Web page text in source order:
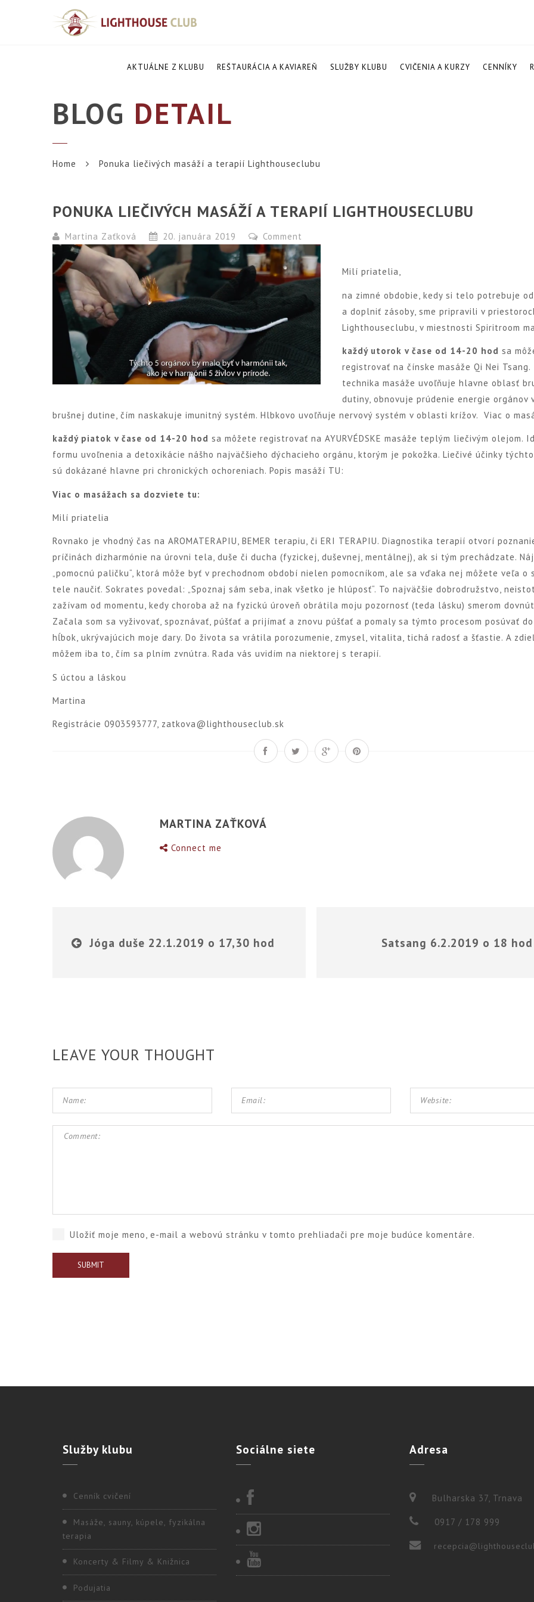
AKTUÁLNE Z KLUBU REŠTAURÁCIA A KAVIAREŇ SLUŽBY KLUBU CVIČENIA A KURZY CENNÍKY
BLOG DETAIL
Home Ponuka liečivých masáží a terapií Lighthouseclubu
PONUKA LIEČIVÝCH MASÁŽÍ A TERAPIÍ LIGHTHOUSECLUBU
Martina Zaťková 20. januára 2019 Comment
Milí priatelia,
na zimné obdobie, kedy si telo potrebuje
a doplniť zásoby, sme pripravili v
Lighthouseclubu, v miestnosti Spiritroom
každý utorok v čase od 14-20 hod sa
registrovať na čínske masáže Qi Nei Tsang.
technika masáže uvoľňuje hlavne oblasť
dutiny, obnovuje prúdenie energie orgánov
brušnej dutine, čím naskakuje imunitný systém. Hlbkovo uvoľňuje nervový systém v oblasti krížov.Viac o
každý piatok v čase od 14-20 hodsa môžete registrovať na AYURVÉDSKE masáže teplým liečivým olejom.
formu uvoľnenia a detoxikácie nášho najväčšieho dýchacieho orgánu, ktorým je pokožka. Liečivé účinky
sú dokázané hlavne pri chronických ochoreniach.Popis masáží TU:
Viac o masážach sa dozviete tu:
Milí priatelia
Rovnako je vhodný čas na AROMATERAPIU, BEMER terapiu, či ERI TERAPIU. Diagnostika terapií otvorí
príčinách dizharmónie na úrovni tela, duše či ducha (fyzickej, duševnej, mentálnej), ak si tým prechádzate.
„pomocnú paličku“, ktorá môže byť v prechodnom období nielen pomocníkom, ale sa vďaka nej môžete veľa o
tele naučiť. Sokrates povedal: „Spoznaj sám seba, inak všetko je hlúposť“. To najväčšie dobrodružstvo,
zažívam od momentu, kedy choroba až na fyzickú úroveň obrátila moju pozornosť (teda lásku) smerom
Začala som sa vyživovať, spoznávať, púšťať a prijímať a znovu púšťať a pomaly sa týmto procesom posúvať
hĺbok, ukrývajúcich moje dary. Do života sa vrátila porozumenie, zmysel, vitalita, tichá radosť a šťastie. A
môžem iba to, čím sa plním zvnútra. Rada vás uvidím na niektorej s terapií.
S úctou a láskou
Martina
Registrácie 0903593777, zatkova@lighthouseclub.sk
MARTINA ZAŤKOVÁ
Connect me
Jóga duše 22.1.2019 o 17,30 hod Satsang 6.2.2019 o 18 hod
LEAVE YOUR THOUGHT
Uložiť moje meno, e-mail a webovú stránku v tomto prehliadači pre moje budúce komentáre.
Službyklubu
Cenník cvičení
Masáže, sauny, kúpele, fyzikálna
terapia
Koncerty & Filmy & Knižnica
Podujatia
Sociálne siete Adresa
Bulharska 37, Trnava
0917 / 178 999